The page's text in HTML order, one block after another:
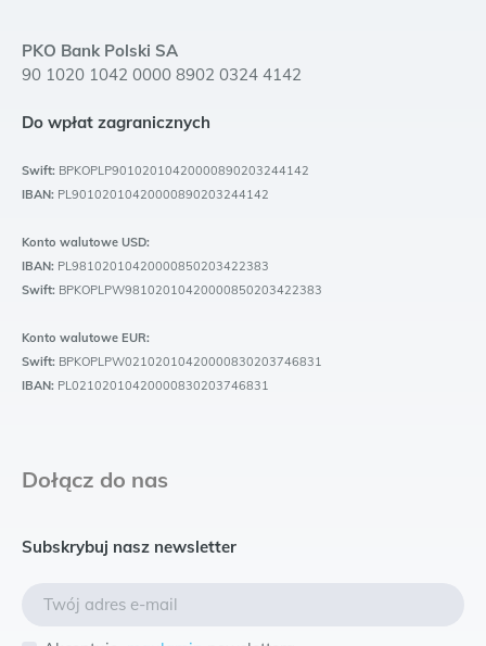
PKO Bank Polski SA
90 1020 1042 0000 8902 0324 4142
Do wpłat zagranicznych
Swift: BPKOPLP90102010420000890203244142
IBAN: PL90102010420000890203244142
Konto walutowe USD:
IBAN: PL98102010420000850203422383
Swift: BPKOPLPW98102010420000850203422383
Konto walutowe EUR:
Swift: BPKOPLPW02102010420000830203746831
IBAN: PL02102010420000830203746831
Dołącz do nas
Subskrybuj nasz newsletter